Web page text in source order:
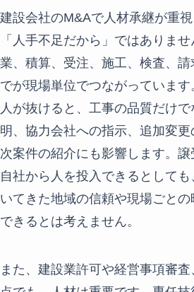
建設会社のM&Aで人材承継が重
「人手不足だから」ではありま
業、積算、受注、施工、検査、請
でが現場単位でつながっていま
人が抜けると、工事の品質だけ
明、協力会社への指示、追加変更
次案件の紹介にも影響します。
自社から人を投入できるとして
いてきた地域の信頼や現場ごと
できるとは考えません。
また、建設業許可や経営事項審